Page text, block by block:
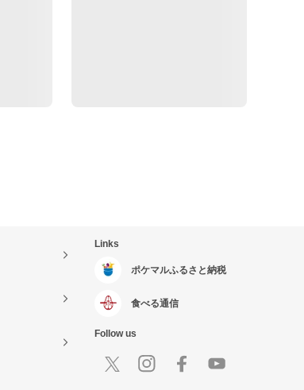
Links
ポケマルふるさと納税
食べる通信
Follow us